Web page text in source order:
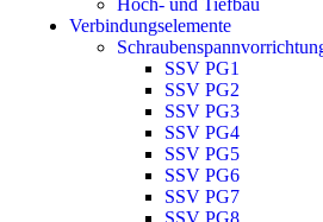
Hoch- und Tiefbau
Verbindungselemente
SSV PG1
SSV PG2
SSV PG3
SSV PG4
SSV PG5
SSV PG6
SSV PG7
SSV PG8